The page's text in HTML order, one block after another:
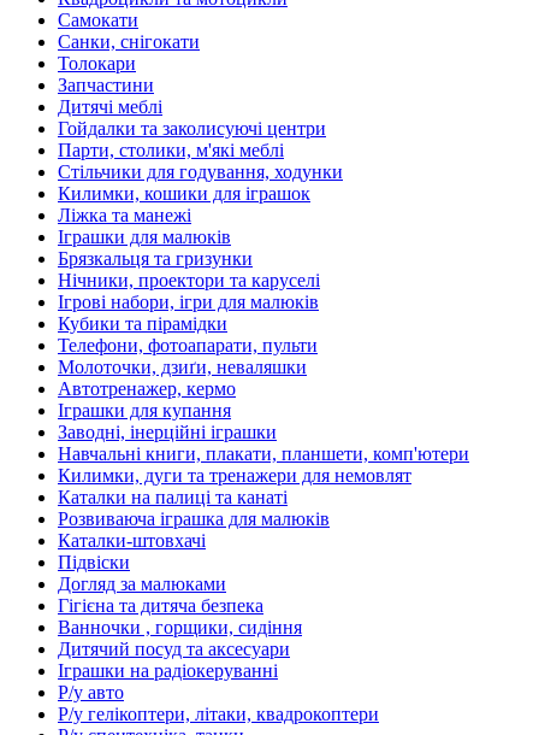
Самокати
Санки, снігокати
Толокари
Запчастини
Дитячі меблі
Гойдалки та заколисуючі центри
Парти, столики, м'які меблі
Стільчики для годування, ходунки
Килимки, кошики для іграшок
Ліжка та манежі
Іграшки для малюків
Брязкальця та гризунки
Нічники, проектори та каруселі
Ігрові набори, ігри для малюків
Кубики та пірамідки
Телефони, фотоапарати, пульти
Молоточки, дзиґи, неваляшки
Автотренажер, кермо
Іграшки для купання
Заводні, інерційні іграшки
Навчальні книги, плакати, планшети, комп'ютери
Килимки, дуги та тренажери для немовлят
Каталки на палиці та канаті
Розвиваюча іграшка для малюків
Каталки-штовхачі
Підвіски
Догляд за малюками
Гігієна та дитяча безпека
Ванночки , горщики, сидіння
Дитячий посуд та аксесуари
Іграшки на радіокеруванні
Р/у авто
Р/у гелікоптери, літаки, квадрокоптери